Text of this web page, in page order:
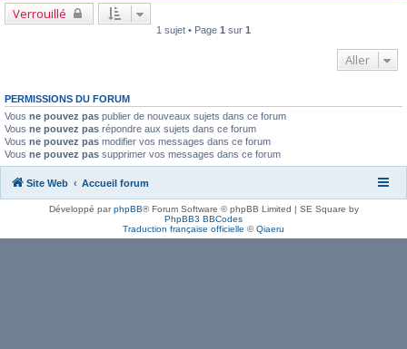
Verrouillé
1 sujet • Page 1 sur 1
Aller
PERMISSIONS DU FORUM
Vous ne pouvez pas publier de nouveaux sujets dans ce forum
Vous ne pouvez pas répondre aux sujets dans ce forum
Vous ne pouvez pas modifier vos messages dans ce forum
Vous ne pouvez pas supprimer vos messages dans ce forum
Site Web Accueil forum
Développé parphpBB® Forum Software © phpBB Limited | SE Square by
PhpBB3 BBCodes
Traduction française officielle ©Qiaeru